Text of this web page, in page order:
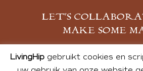
LET’S
MAKE SOME
MELD JE AAN
LivingHipgebruikt cookies en